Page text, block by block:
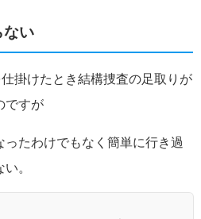
ない
掛けたとき結構捜査の足取りが
ですが
たわけでもなく簡単に行き過
。